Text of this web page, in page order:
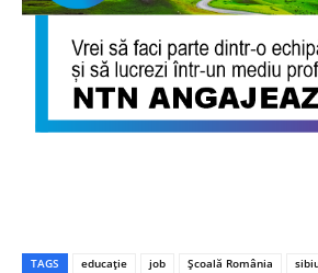
TAGS educație job Școală România